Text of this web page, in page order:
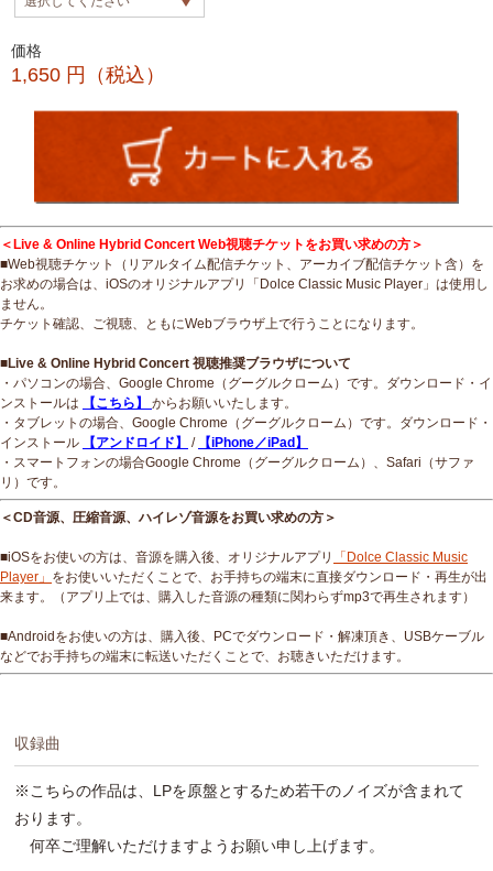
価格
1,650 円（税込）
＜Live & Online Hybrid Concert Web視聴チケットをお買い求めの方＞
■Web視聴チケット（リアルタイム配信チケット、アーカイブ配信チケット含）を
お求めの場合は、iOSのオリジナルアプリ「Dolce Classic Music Player」は使用し
ません。
チケット確認、ご視聴、ともにWebブラウザ上で行うことになります。
■Live & Online Hybrid Concert 視聴推奨ブラウザについて
・パソコンの場合、Google Chrome（グーグルクローム）です。ダウンロード・イ
ンストールは
【こちら】
からお願いいたします。
・タブレットの場合、Google Chrome（グーグルクローム）です。ダウンロード・
インストール
【アンドロイド】 /
【iPhone／iPad】
・スマートフォンの場合Google Chrome（グーグルクローム）、Safari（サファ
リ）です。
＜CD音源、圧縮音源、ハイレゾ音源をお買い求めの方＞
■iOSをお使いの方は、音源を購入後、オリジナルアプリ
「Dolce Classic Music
Player」 をお使いいただくことで、お手持ちの端末に直接ダウンロード・再生が出
来ます。（アプリ上では、購入した音源の種類に関わらずmp3で再生されます）
■Androidをお使いの方は、購入後、PCでダウンロード・解凍頂き、USBケーブル
などでお手持ちの端末に転送いただくことで、お聴きいただけます。
収録曲
※こちらの作品は、LPを原盤とするため若干のノイズが含まれて
おります。
何卒ご理解いただけますようお願い申し上げます。